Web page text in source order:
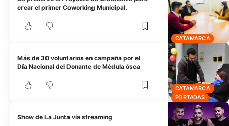
CATAMARCA
crear el primer Coworking Municipal.
CATAMARCA
PORTADAS
Más de 30 voluntarios en campaña por el
Día Nacional del Donante de Médula ósea
Show de La Junta vía streaming